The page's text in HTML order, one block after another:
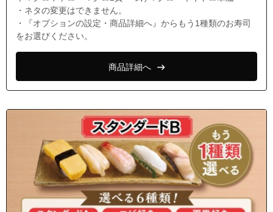
・ネタの変更はできません。
・『オプションの設定・商品詳細へ』からもう1種類のお寿司
をお選びください。
商品詳細へ